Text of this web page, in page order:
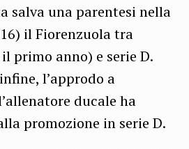
salva una parentesi nella
il Fiorenzuola tra
primo anno) e serie D.
l’approdo a
ducale ha
promozione in serie D.